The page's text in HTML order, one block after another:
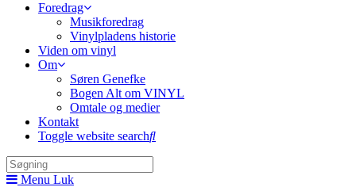
Foredrag
Musikforedrag
Vinylpladens historie
Viden om vinyl
Om
Søren Genefke
Bogen Alt om VINYL
Omtale og medier
Kontakt
Toggle website search
Menu Luk